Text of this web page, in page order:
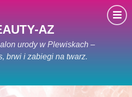
AZ
urody w Plewiskach –
brwi i zabiegi na twarz.